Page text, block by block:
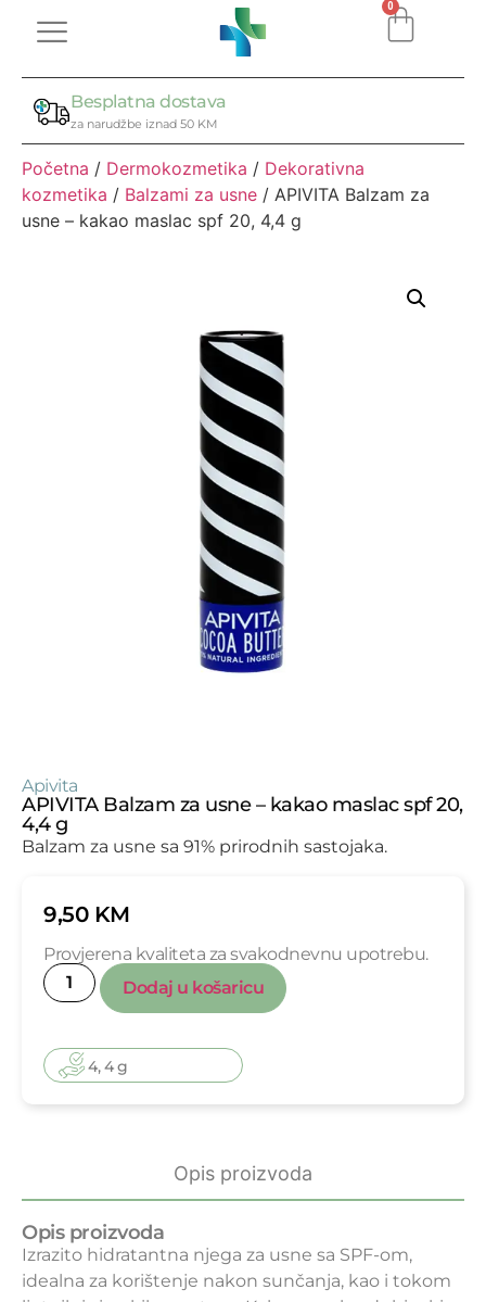
0
Besplatna dostava
za narudžbe iznad 50 KM
Početna / Dermokozmetika / Dekorativna
kozmetika / Balzami za usne / APIVITA Balzam za
usne – kakao maslac spf 20, 4,4 g
Apivita
APIVITA Balzam za usne – kakao maslac spf 20,
4,4 g
Balzam za usne sa 91% prirodnih sastojaka.
9,50 KM
Provjerena kvaliteta za svakodnevnu upotrebu.
Dodaj u košaricu
4, 4 g
Opis proizvoda
Opis proizvoda
Izrazito hidratantna njega za usne sa SPF-om,
idealna za korištenje nakon sunčanja, kao i tokom